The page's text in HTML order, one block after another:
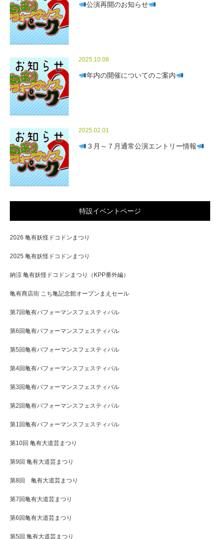
公演再開のお知らせ
2025.10.08
年内の開催についてのご案内
2025.02.01
３月～７月通常公演エントリー情報
特設イベントページ
2026 亀有妖怪ドコドンまつり
2025 亀有妖怪ドコドンまつり
納涼 亀有妖怪ドコドンまつり（KPP番外編）
亀有商店街 こち亀記念館オープンまえセール
第7回亀有パフォーマンスフェスティバル
第6回亀有パフォーマンスフェスティバル
第5回亀有パフォーマンスフェスティバル
第4回亀有パフォーマンスフェスティバル
第3回亀有パフォーマンスフェスティバル
第2回亀有パフォーマンスフェスティバル
第1回亀有パフォーマンスフェスティバル
第10回 亀有大道芸まつり
第9回 亀有大道芸まつり
第8回 亀有大道芸まつり
第7回亀有大道芸まつり
第6回亀有大道芸まつり
第5回 亀有大道芸まつり